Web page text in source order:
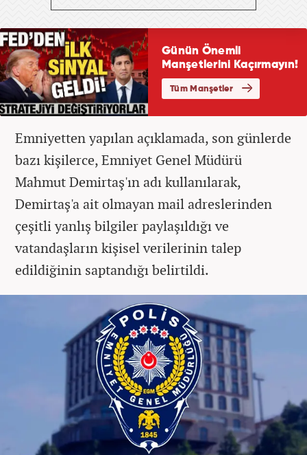
Emniyetten yapılan açıklamada, son günlerde
bazı kişilerce, Emniyet Genel Müdürü
Mahmut Demirtaş'ın adı kullanılarak,
Demirtaş'a ait olmayan mail adreslerinden
çeşitli yanlış bilgiler paylaşıldığı ve
vatandaşların kişisel verilerinin talep
edildiğinin saptandığı belirtildi.